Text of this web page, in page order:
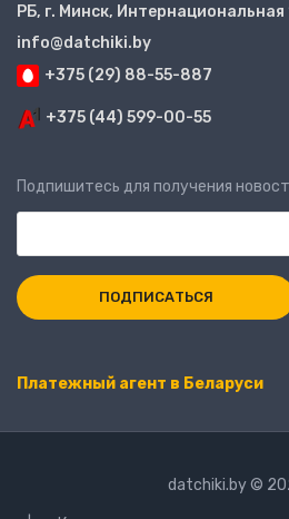
РБ, г. Минск,
info@datchiki.by
+375 (29) 88-55-887
+375 (44) 599-00-55
Подпишитесь для получения
Платежный агент в Беларуси
datchiki.by ©